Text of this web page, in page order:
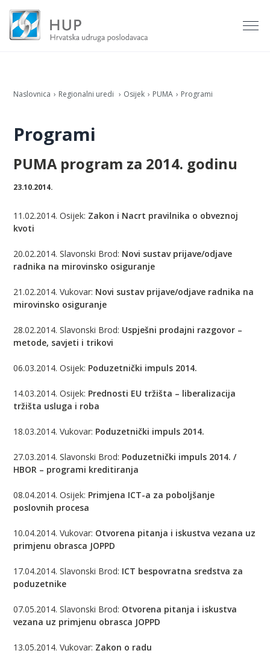
Naslovnica Regionalni uredi Osijek PUMA Programi
Programi
PUMA program za 2014. godinu
23.10.2014.
11.02.2014. Osijek: Zakon i Nacrt pravilnika o obveznoj
kvoti
20.02.2014. Slavonski Brod: Novi sustav prijave/odjave
radnika na mirovinsko osiguranje
21.02.2014. Vukovar: Novi sustav prijave/odjave radnika na
mirovinsko osiguranje
28.02.2014. Slavonski Brod: Uspješni prodajni razgovor –
metode, savjeti i trikovi
06.03.2014. Osijek: Poduzetnički impuls 2014.
14.03.2014. Osijek: Prednosti EU tržišta – liberalizacija
tržišta usluga i roba
18.03.2014. Vukovar: Poduzetnički impuls 2014.
27.03.2014. Slavonski Brod: Poduzetnički impuls 2014. /
HBOR – programi kreditiranja
08.04.2014. Osijek: Primjena ICT-a za poboljšanje
poslovnih procesa
10.04.2014. Vukovar: Otvorena pitanja i iskustva vezana uz
primjenu obrasca JOPPD
17.04.2014. Slavonski Brod: ICT bespovratna sredstva za
poduzetnike
07.05.2014. Slavonski Brod: Otvorena pitanja i iskustva
vezana uz primjenu obrasca JOPPD
13.05.2014. Vukovar: Zakon o radu